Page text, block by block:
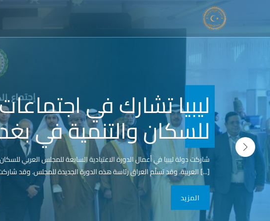
ليبيا تشارك في
للسكان والتنمية
العربية. وقد تسلّم العراق رئاسة هذه الدورة الجديدة للمجلس. وقد شاركت وزارة التخطيط بحكومة الوحدة الوطنية، بوفد ترأسه معالي وزير التخطيط [...]
الحد الأدنى لمواصفات
2025، بالتعاون مع المركز الوطني للمواصفات والمقاييس والاتحاد الأوروبي وبرنامج الأمم المتحدة الإنمائي، برنامج الحد